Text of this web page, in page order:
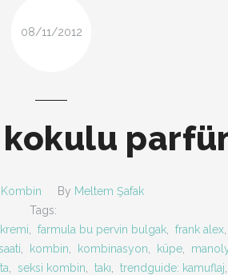
08/11/2012
Kombin By Meltem Şafak
Tags:
farmula bu pervin bulgak, frank alex,
kombin kombinasyon küpe,
seksi kombin takı trendguide: kamuflaj